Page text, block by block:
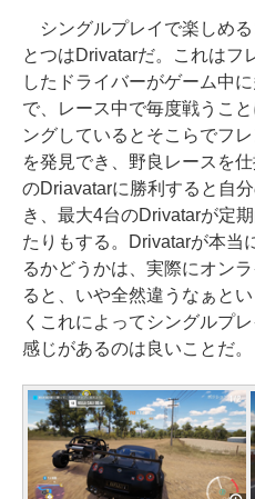
シングルプレイで楽しめ
とつはDrivatarだ。これはフ
したドライバーがゲーム中
で、レース中で毎度戦うこ
ングしているとそこらでフ
を発見でき、野良レースを
のDriavatarに勝利すると自
き、最大4台のDrivatarが定
たりもする。Drivatarが本当
るかどうかは、実際にオン
ると、いや全然違うなぁと
くこれによってシングルプ
感じがあるのは良いことだ。